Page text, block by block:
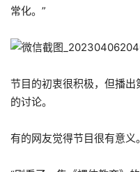
常化。”
节目的初衷很积极，但播
的讨论。
有的网友觉得节目很有意义。